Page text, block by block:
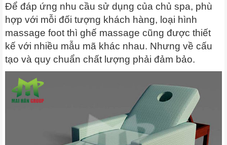
Để đáp ứng nhu cầu sử dụng của chủ spa, phù
hợp với mỗi đối tượng khách hàng, loại hình
massage foot thì ghế massage cũng được thiết
kế với nhiều mẫu mã khác nhau. Nhưng về cấu
tạo và quy chuẩn chất lượng phải đảm bảo.